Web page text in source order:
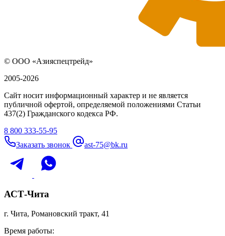
© ООО «Азияспецтрейд»
2005-2026
Сайт носит информационный характер и не является
публичной офертой, определяемой положениями Статьи
437(2) Гражданского кодекса РФ.
8 800 333-55-95
Заказать звонок
ast-75@bk.ru
АСТ-Чита
г. Чита, Романовский тракт, 41
Время работы: